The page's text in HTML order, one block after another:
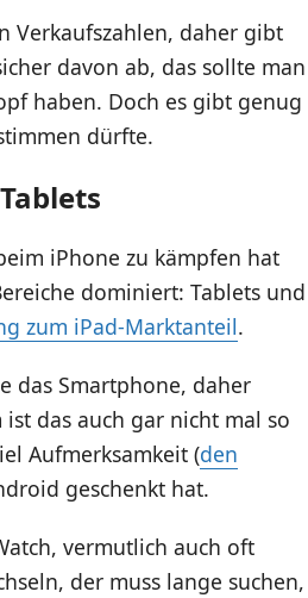
Verkaufszahlen, daher gibt
davon ab, das sollte man
haben. Doch es gibt genug
dürfte.
iPhone zu kämpfen hat
dominiert: Tablets und
zum iPad-Marktanteil.
das Smartphone, daher
das auch gar nicht mal so
Aufmerksamkeit (den
geschenkt hat.
vermutlich auch oft
der muss lange suchen,